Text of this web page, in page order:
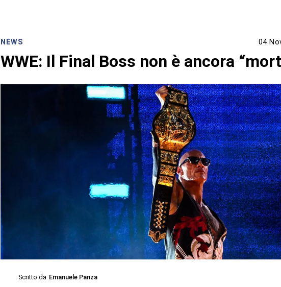
NEWS 04
WWE: Il Final Boss non è ancora
Scritto da Emanuele Panza